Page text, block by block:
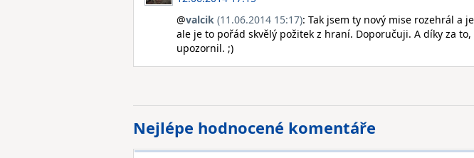
@valcik (11.06.2014 15:17): Tak jsem ty nový mise rozehrál a
ale je to pořád skvělý požitek z hraní. Doporučuji. A díky za
upozornil. ;)
Nejlépe hodnocené komentáře